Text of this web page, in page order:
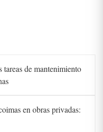
de mantenimiento
en obras privadas: